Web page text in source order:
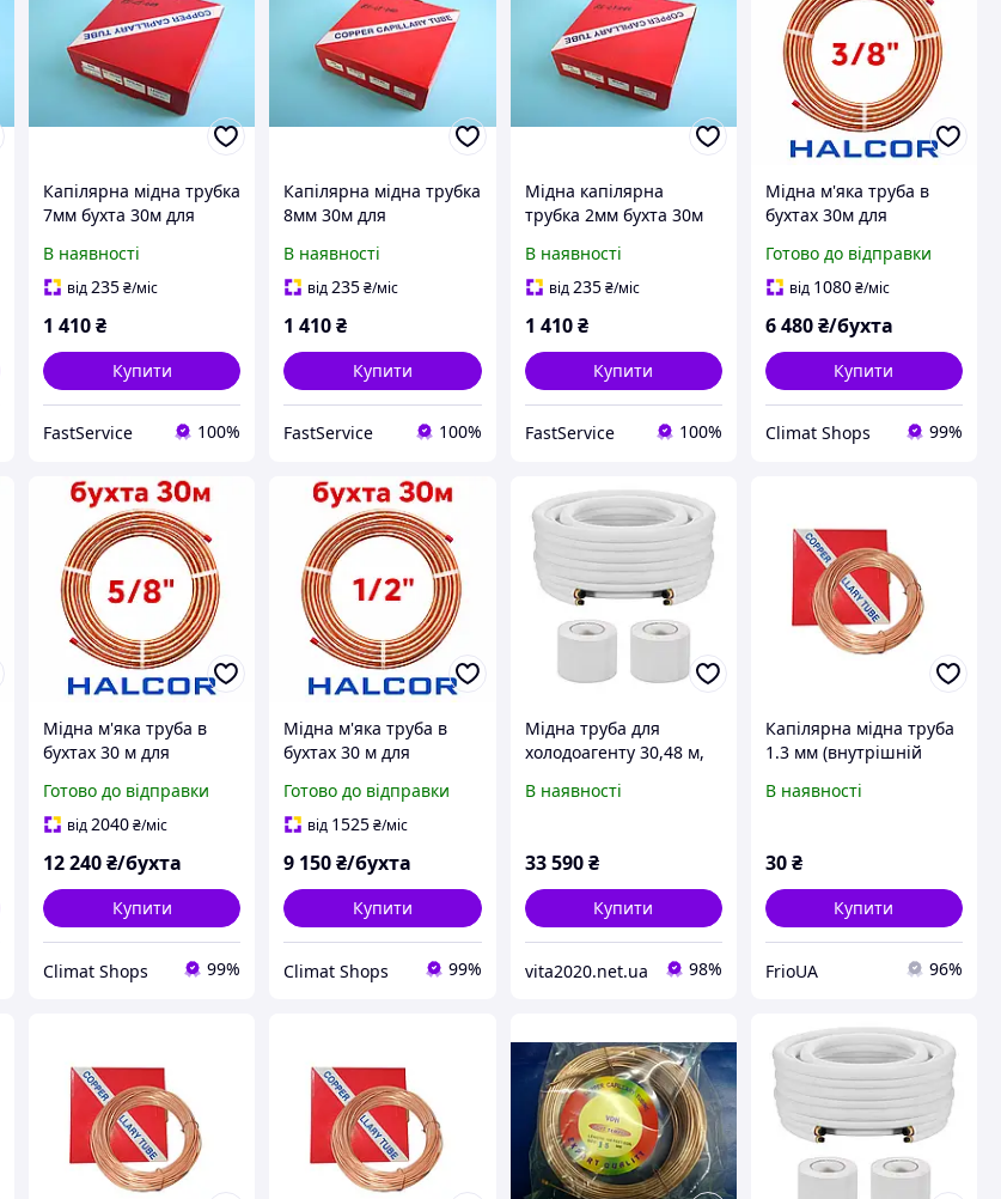
Капілярна мідна трубка
7мм бухта 30м для
недорого
В наявності
від235₴/міс
1 410₴
Купити
FastService 100%
Капілярна мідна трубка
8мм 30м для
бухта
В наявності
від235₴/міс
1 410₴
Купити
FastService 100%
Мідна капілярна
трубка 2мм бухта 30м
купити за найкращою
ціною
В наявності
від235 ₴/міс
1 410 ₴
Купити
FastService 100%
Мідна м'яка труба в
бухтах 30м для
Halcor 9,52*0,81 (3/8")
Греція, мідні труби
Готово до відправки
від 1080₴/міс
6 480₴/бухта
Купити
Climat Shops 99%
Мідна м'яка труба в
бухтах 30 м для
Halcor 15,88*0,89 (5/8")
Греція, мідні труби
Готово до відправки
від2040₴/міс
12 240₴/бухта
Купити
Climat Shops 99%
Мідна м'яка труба в
бухтах 30 м для
Halcor 12,7*0,81 (1/2")
Греція, мідні труби
Готово до відправки
від 1525₴/міс
9 150₴/бухта
Купити
Climat Shops 99%
Мідна труба для
холодоагенту 30,48 м,
діаметром 9,5 та 15,9
ізоляцією, Vevor
В наявності
33 590 ₴
Купити
vita2020.net.ua 98%
Капілярна мідна труба
1.3 мм (внутрішній
В наявності
30₴
Купити
FrioUA 96%